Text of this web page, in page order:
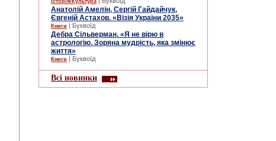
Історія/Культура
Анатолій Амелін, Сергій Гайдайчук,
Євгеній Астахов. «Візія України 2035»
Книги | Буквоїд
Дебра Сільверман. «Я не вірю в
астрологію. Зоряна мудрість, яка змінює
життя»
Книги | Буквоїд
Всі новинки